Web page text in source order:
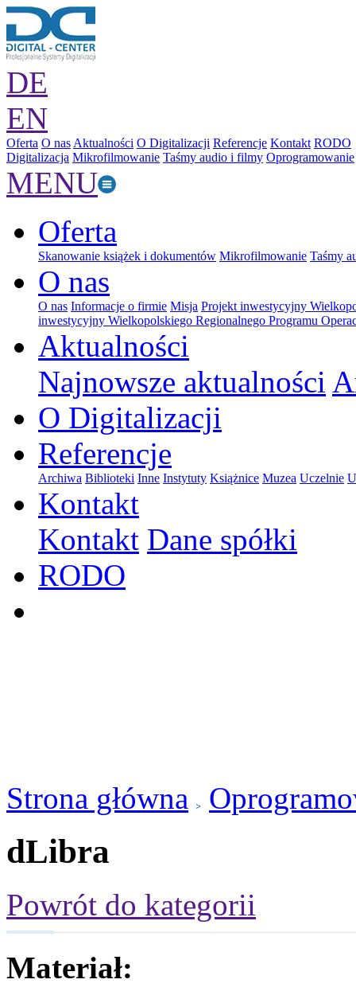
DE
EN
Oferta O nas Aktualności O Digitalizacji Referencje Kontakt RODO
Digitalizacja Mikrofilmowanie Taśmy audio i filmy Oprogramowanie
MENU
Oferta
Skanowanie książek i dokumentów Mikrofilmowanie Taśmy
O nas
O nas Informacje o firmie Misja Projekt inwestycyjny
inwestycyjny Wielkopolskiego Regionalnego Programu
Aktualności
Najnowsze aktualności
O Digitalizacji
Referencje
Archiwa Biblioteki Inne Instytuty Książnice Muzea Uczelnie
Kontakt
Kontakt Dane spółki
RODO
Strona główna
dLibra
Powrót do kategorii
Materiał: